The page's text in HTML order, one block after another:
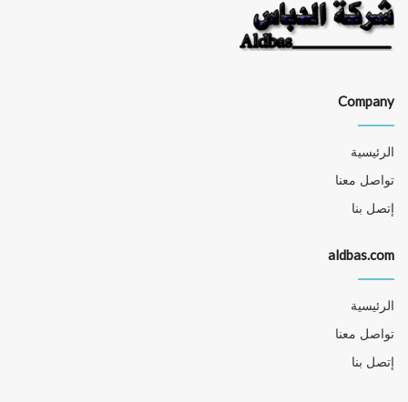
Company
الرئيسية
تواصل معنا
إتصل بنا
aldbas.com
الرئيسية
تواصل معنا
إتصل بنا